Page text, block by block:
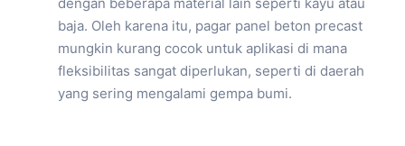
dengan beberapa material lain seperti kayu atau
baja. Oleh karena itu, pagar panel beton precast
mungkin kurang cocok untuk aplikasi di mana
fleksibilitas sangat diperlukan, seperti di daerah
yang sering mengalami gempa bumi.